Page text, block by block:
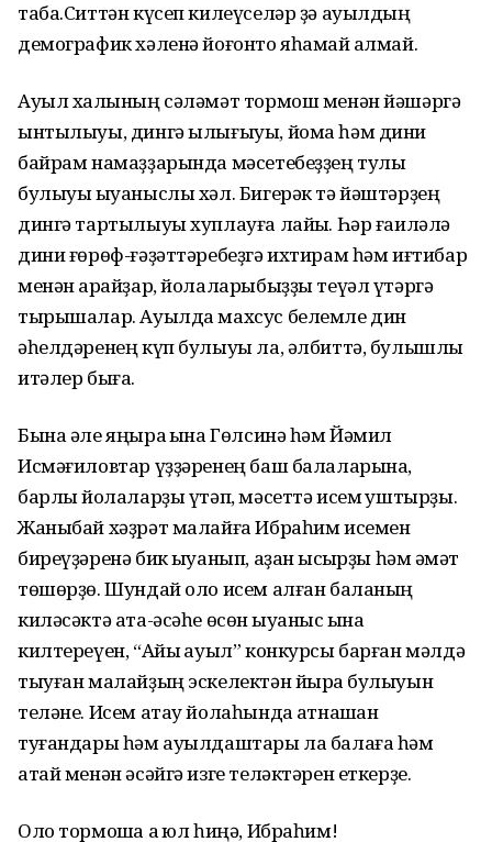
таба.Ситтән күсеп килеүселәр ҙә ауылдың
демографик хәленә йоғонто яһамай ҡалмай.
Ауыл халҡының сәләмәт тормош менән йәшәргә
ынтылыуы, дингә ылығыуы, йома һәм дини
байрам намаҙҙарында мәсетебеҙҙең тулы
булыуы ҡыуаныслы хәл. Бигерәк тә йәштәрҙең
дингә тартылыуы хуплауға лайыҡ. Һәр ғаиләлә
дини ғөрөф-ғәҙәттәребеҙгә ихтирам һәм иғтибар
менән ҡарайҙар, йолаларыбыҙҙы теүәл үтәргә
тырышалар. Ауылда махсус белемле дин
әһелдәренең күп булыуы ла, әлбиттә, булышлыҡ
итәлер быға.
Бына әле яңыраҡ ҡына Гөлсинә һәм Йәмил
Исмәғиловтар үҙҙәренең баш балаларына,
барлыҡ йолаларҙы үтәп, мәсеттә исем ҡуштырҙы.
Жаныбай хәҙрәт малайға Ибраһим исемен
биреүҙәренә бик ҡыуанып, аҙан ҡысҡырҙы һәм ҡәмәт
төшөрҙө. Шундай оло исем алған баланың
киләсәктә ата-әсәһе өсөн ҡыуаныс ҡына
килтереүен, “Айыҡ ауыл” конкурсы барған мәлдә
тыуған малайҙың эскелектән йыраҡ булыуын
теләне. Исем атау йолаһында ҡатнашҡан
туғандары һәм ауылдаштары ла балаға һәм
атай менән әсәйгә изге теләктәрен еткерҙе.
Оло тормошҡа аҡ юл һиңә, Ибраһим!